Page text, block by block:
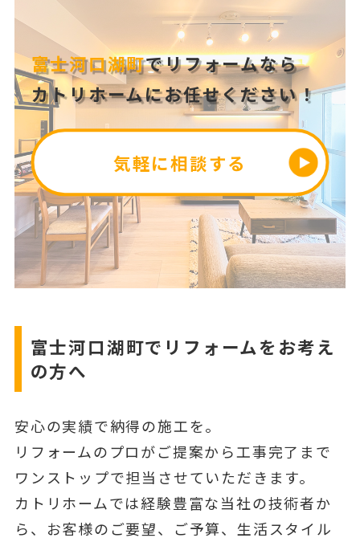
富士河口湖町でリフォームなら
カトリホームにお任せください！
気軽に相談する
富士河口湖町でリフォームをお考え
の方へ
安心の実績で納得の施工を。
リフォームのプロがご提案から工事完了まで
ワンストップで担当させていただきます。
カトリホームでは経験豊富な当社の技術者か
ら、お客様のご要望、ご予算、生活スタイル